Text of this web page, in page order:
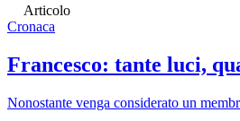
Articolo
Cronaca
Francesco: tante luci,
Nonostante venga considerato un